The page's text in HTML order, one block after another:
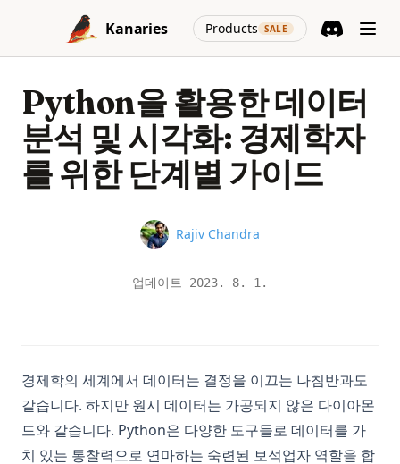
Skip to content
Kanaries
Products SALE
(opens in a
Python을 활용한 데이터
분석 및 시각화: 경제학자
를 위한 단계별 가이드
Name
Rajiv Chandra
업데이트 2023. 8. 1.
경제학의 세계에서 데이터는 결정을 이끄는 나침반과도
같습니다. 하지만 원시 데이터는 가공되지 않은 다이아몬
드와 같습니다. Python은 다양한 도구들로 데이터를 가
치 있는 통찰력으로 연마하는 숙련된 보석업자 역할을 합